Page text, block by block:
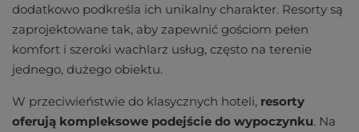
dodatkowo podkreśla ich unikalny charakter. Resorty są
zaprojektowane tak, aby zapewnić gościom pełen
komfort i szeroki wachlarz usług, często na terenie
jednego, dużego obiektu.
W przeciwieństwie do klasycznych hoteli, resorty
oferują kompleksowe podejście do wypoczynku. Na